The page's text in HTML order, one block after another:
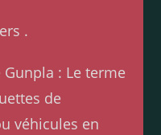
.
Gunpla : Le terme
de
véhicules en